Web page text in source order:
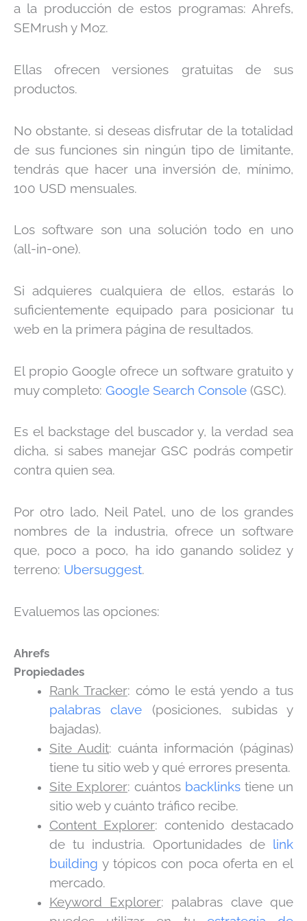
a la producción de estos programas: Ahrefs,
SEMrush y Moz.
Ellas ofrecen versiones gratuitas de sus
productos.
No obstante, si deseas disfrutar de la totalidad
de sus funciones sin ningún tipo de limitante,
tendrás que hacer una inversión de, mínimo,
100 USD mensuales.
Los software son una solución todo en uno
(all-in-one).
Si adquieres cualquiera de ellos, estarás lo
suficientemente equipado para posicionar tu
web en la primera página de resultados.
El propio Google ofrece un software gratuito y
muy completo: Google Search Console (GSC).
Es el backstage del buscador y, la verdad sea
dicha, si sabes manejar GSC podrás competir
contra quien sea.
Por otro lado, Neil Patel, uno de los grandes
nombres de la industria, ofrece un software
que, poco a poco, ha ido ganando solidez y
terreno: Ubersuggest.
Evaluemos las opciones:
Ahrefs
Propiedades
Rank Tracker: cómo le está yendo a tus
palabras clave (posiciones, subidas y
bajadas).
Site Audit: cuánta información (páginas)
tiene tu sitio web y qué errores presenta.
Site Explorer: cuántos backlinks tiene un
sitio web y cuánto tráfico recibe.
Content Explorer: contenido destacado
de tu industria. Oportunidades de link
building y tópicos con poca oferta en el
mercado.
Keyword Explorer: palabras clave que